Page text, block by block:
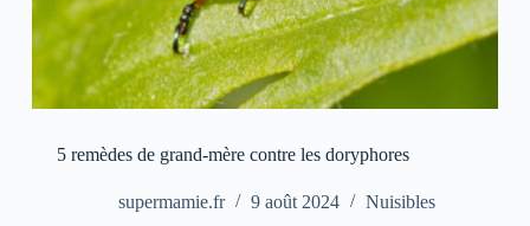
5 remèdes de grand-mère contre les doryphores
supermamie.fr 9 août 2024 Nuisibles